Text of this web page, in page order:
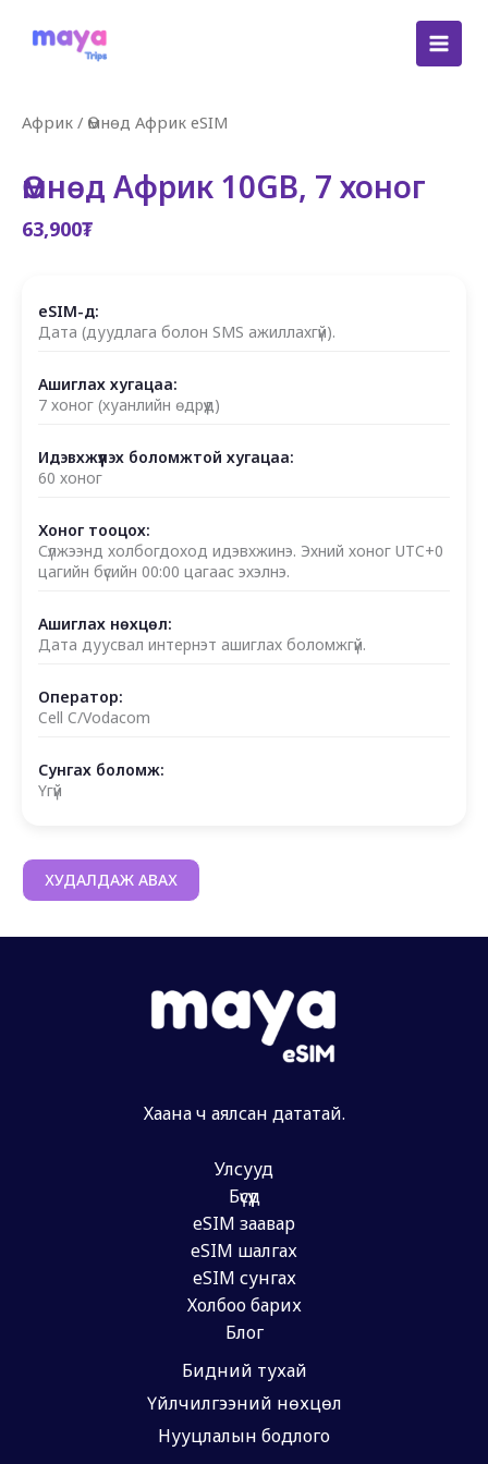
Африк / Өмнөд Африк eSIM
Өмнөд Африк 10GB, 7 хоног
63,900₮
eSIM-д:
Дата (дуудлага болон SMS ажиллахгүй).
Ашиглах хугацаа:
7 хоног (хуанлийн өдрүүд)
Идэвхжүүлэх боломжтой хугацаа:
60 хоног
Хоног тооцох:
Сүлжээнд холбогдоход идэвхжинэ. Эхний хоног UTC+0
цагийн бүсийн 00:00 цагаас эхэлнэ.
Ашиглах нөхцөл:
Дата дуусвал интернэт ашиглах боломжгүй.
Оператор:
Cell C/Vodacom
Сунгах боломж:
Үгүй
ХУДАЛДАЖ АВАХ
Хаана ч аялсан дататай.
Улсууд
Бүсүүд
eSIM заавар
eSIM шалгах
eSIM сунгах
Холбоо барих
Блог
Бидний тухай
Үйлчилгээний нөхцөл
Нууцлалын бодлого